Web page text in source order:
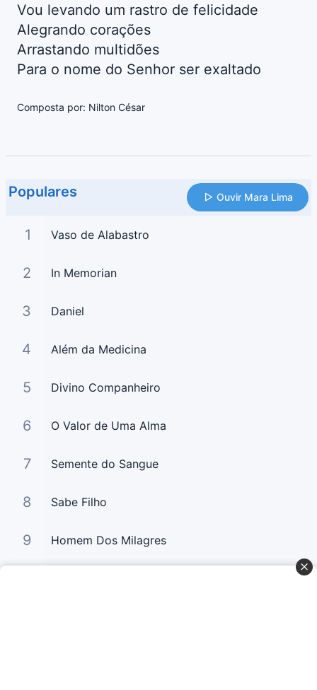
Vou levando um rastro de felicidade
Alegrando corações
Arrastando multidões
Para o nome do Senhor ser exaltado
Composta por: Nilton César
Populares Ouvir Mara Lima
1 Vaso de Alabastro
2 In Memorian
3 Daniel
4 Além da Medicina
5 Divino Companheiro
6 O Valor de Uma Alma
7 Semente do Sangue
8 Sabe Filho
9 Homem Dos Milagres